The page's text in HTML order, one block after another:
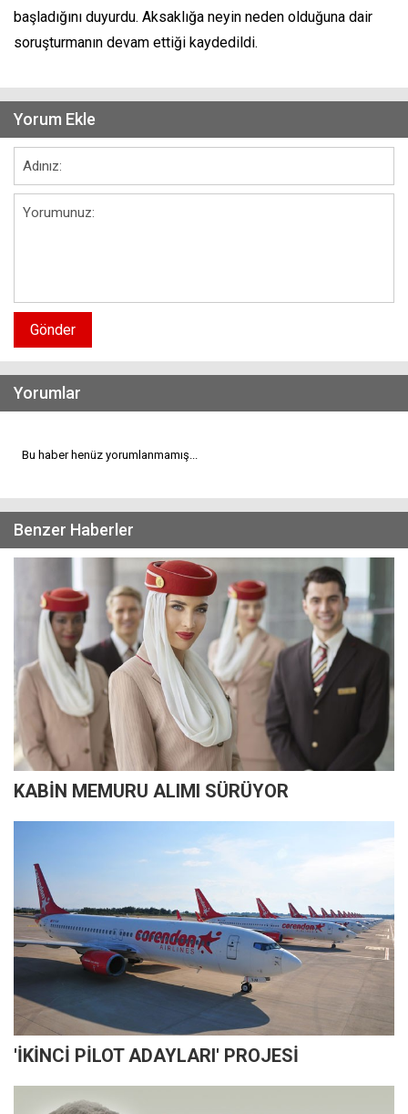
başladığını duyurdu. Aksaklığa neyin neden olduğuna dair
soruşturmanın devam ettiği kaydedildi.
Yorum Ekle
Gönder
Yorumlar
Bu haber henüz yorumlanmamış...
Benzer Haberler
KABİN MEMURU ALIMI SÜRÜYOR
'İKİNCİ PİLOT ADAYLARI' PROJESİ